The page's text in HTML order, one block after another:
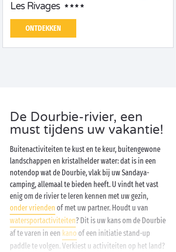
Les Rivages
ONTDEKKEN
De Dourbie-rivier, een
must tijdens uw vakantie!
Buitenactiviteiten te kust en te keur, buitengewone
landschappen en kristalhelder water: dat is in een
notendop wat de Dourbie, vlak bij uw Sandaya-
camping, allemaal te bieden heeft. U vindt het vast
enig om de rivier te leren kennen met uw gezin,
onder vrienden of met uw partner. Houdt u van
watersportactiviteiten? Dit is uw kans om de Dourbie
af te varen in een kano of een initiatie stand-up
paddle te volgen. Verkiest u activiteiten op het land?